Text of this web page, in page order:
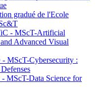
gradué de l'Ecole
- MScT-Artificial
Advanced Visual
MScT-Cybersecurity :
MScT-Data Science for